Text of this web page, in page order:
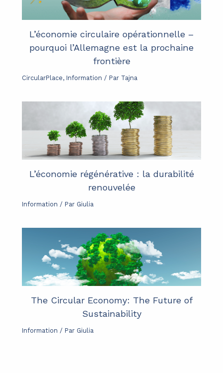
L’économie circulaire opérationnelle –
pourquoi l’Allemagne est la prochaine
frontière
CircularPlace, Information / Par Tajna
L’économie régénérative : la durabilité
renouvelée
Information / Par Giulia
The Circular Economy: The Future of
Sustainability
Information / Par Giulia